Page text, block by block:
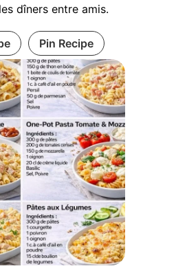
dîners entre amis.
Pin Recipe